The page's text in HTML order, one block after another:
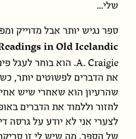
שלי…
ספר נגיש יותר אבל מדוייק
in Old Icelandic
A. Craigie. הוא בוחר לעגל
את הדברים לפשוטים יותר,
שהרעיון הוא שאחרי שיש
לחזור וללמוד את הדברים
לצערי אני לא יודע על גרסה
של הספר. מה שיש לי זו